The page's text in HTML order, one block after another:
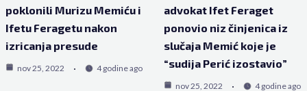
poklonili Murizu Memiću i
Ifetu Feragetu nakon
izricanja presude
nov 25, 2022 4 godine ago
advokat Ifet Feraget
ponovio niz činjenica iz
slučaja Memić koje je
“sudija Perić izostavio”
nov 25, 2022 4 godine ago